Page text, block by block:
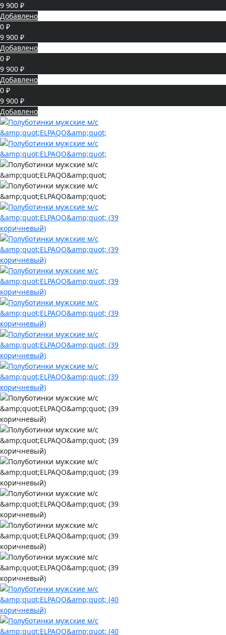
9 900 ₽
Добавлено
0 ₽
9 900 ₽
Добавлено
0 ₽
9 900 ₽
Добавлено
0 ₽
9 900 ₽
Добавлено